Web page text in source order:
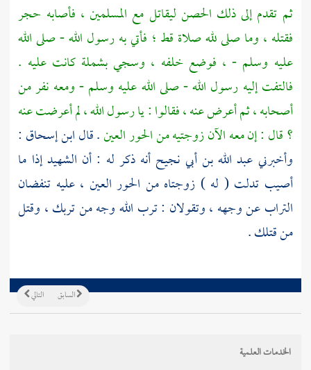
ثم تقدم إلى ذلك الحصن ليقاتل مع المسلمين ، فأصابه حجر
فقتله ، وما صلى لله صلاة قط ؛ فأتي به رسول الله - صلى الله
عليه وسلم - ، فوضع خلفه ، وسجي بشملة كانت عليه .
فالتفت إليه رسول الله - صلى الله عليه وسلم - ومعه نفر من
أصحابه ، ثم أعرض عنه ، فقالوا : يا رسول الله ، لم أعرضت عنه
؟ قال : إن معه الآن زوجتيه من الحور العين. قالابن إسحاق :
وأخبرني عبد الله بن أبي نجيح أنه ذكر له : أن الشهيد إذا ما
أصيب تدلت ( له ) زوجتاه من الحور العين ، عليه تنفضان
التراب عن وجهه ، وتقولان : ترب الله وجه من تربك ، وقتل
من قتلك .
التالي السابق
الخدمات العلمية